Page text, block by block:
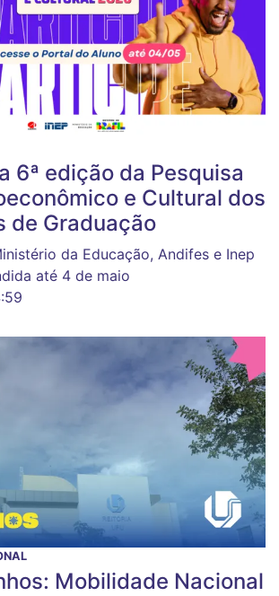
6ª edição da Pesquisa
e Cultural dos
de Graduação
da Educação, Andifes e Inep
até 4 de maio
Mobilidade Nacional